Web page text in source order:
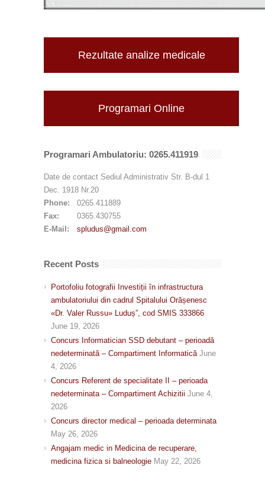
Rezultate analize medicale
Programari Online
Programari Ambulatoriu: 0265.411919
Date de contact Sediul Administrativ Str. B-dul 1
Dec. 1918 Nr.20
Phone:
0265.411889
Fax:
0365.430755
E-Mail:
spludus@gmail.com
Recent Posts
Portofoliu fotografii Investiții în infrastructura
ambulatoriului din cadrul Spitalului Orășenesc
«Dr. Valer Russu» Luduș”, cod SMIS 333866
June 19, 2026
Concurs Informatician SSD debutant – perioadă
nedeterminată – Compartiment Informatică June
4, 2026
Concurs Referent de specialitate II – perioada
nedeterminata – Compartiment Achizitii June 4,
2026
Concurs director medical – perioada determinata
May 26, 2026
Angajam medic in Medicina de recuperare,
medicina fizica si balneologie May 22, 2026